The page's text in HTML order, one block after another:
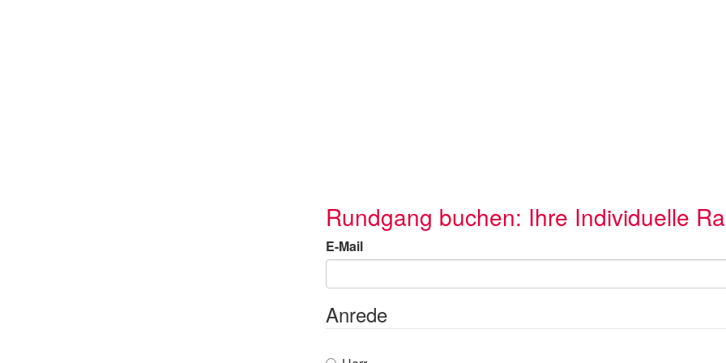
Rundgang buchen: Ihre Individuelle
E-Mail
Anrede